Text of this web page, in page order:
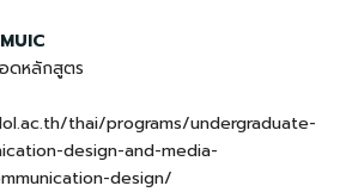
ดหลักสูตร
thai/programs/undergraduate-
design-and-media-
design/